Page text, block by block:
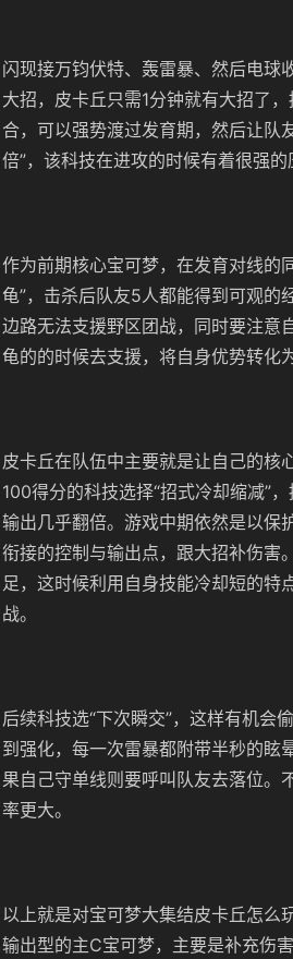
闪现接万钧伏特、轰雷暴、然后电球
大招，皮卡丘只需1分钟就有大招了
合，可以强势渡过发育期，然后让队
倍”，该科技在进攻的时候有着很强的
作为前期核心宝可梦，在发育对线的
龟”，击杀后队友5人都能得到可观的
边路无法支援野区团战，同时要注意
龟的的时候去支援，将自身优势转化
皮卡丘在队伍中主要就是让自己的核
100得分的科技选择“招式冷却缩减”
输出几乎翻倍。游戏中期依然是以保
衔接的控制与输出点，跟大招补伤害
足，这时候利用自身技能冷却短的特
战。
后续科技选“下次瞬交”，这样有机会
到强化，每一次雷暴都附带半秒的眩
果自己守单线则要呼叫队友去落位。
率更大。
以上就是对宝可梦大集结皮卡丘怎么
输出型的主C宝可梦，主要是补充伤